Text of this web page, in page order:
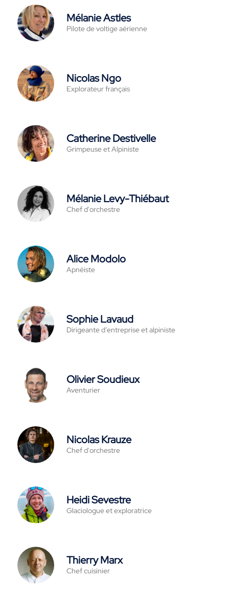
Mélanie Astles
Pilote de voltige aérienne
Nicolas Ngo
Explorateur français
Catherine Destivelle
Grimpeuse et Alpiniste
Mélanie Levy-Thiébaut
Chef d'orchestre
Alice Modolo
Apnéiste
Sophie Lavaud
Dirigeante d’entreprise et alpiniste
Olivier Soudieux
Aventurier
Nicolas Krauze
Chef d'orchestre
Heidi Sevestre
Glaciologue et exploratrice
Thierry Marx
Chef cuisinier